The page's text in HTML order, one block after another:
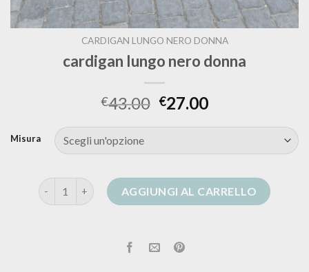
CARDIGAN LUNGO NERO DONNA
cardigan lungo nero donna
€43.00 €27.00
Misura
cardigan lungo nero donna quantità
AGGIUNGI AL CARRELLO